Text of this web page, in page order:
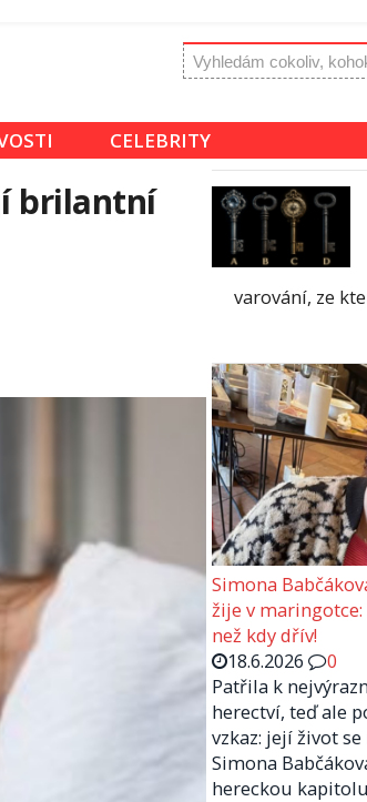
CELEBRITY
brilantní
varování, ze
Simona
žije v
než kdy dřív!
18.6.2026
0
Patřila k
herectví, teď ale
vzkaz: její život
Simona
hereckou